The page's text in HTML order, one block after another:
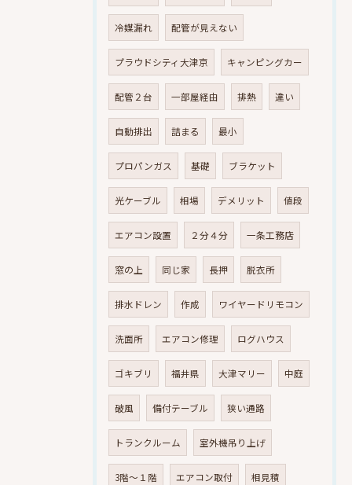
冷媒漏れ 配管が見えない
プラウドシティ大津京 キャンピングカー
配管２台 一部屋経由 排熱 違い
自動排出 詰まる 最小
プロパンガス 基礎 ブラケット
光ケーブル 相場 デメリット 値段
エアコン設置 ２分４分 一条工務店
窓の上 同じ家 長押 脱衣所
排水ドレン 作成 ワイヤードリモコン
洗面所 エアコン修理 ログハウス
ゴキブリ 福井県 大津マリー 中庭
破風 備付テーブル 狭い通路
トランクルーム 室外機吊り上げ
3階～１階 エアコン取付 相見積